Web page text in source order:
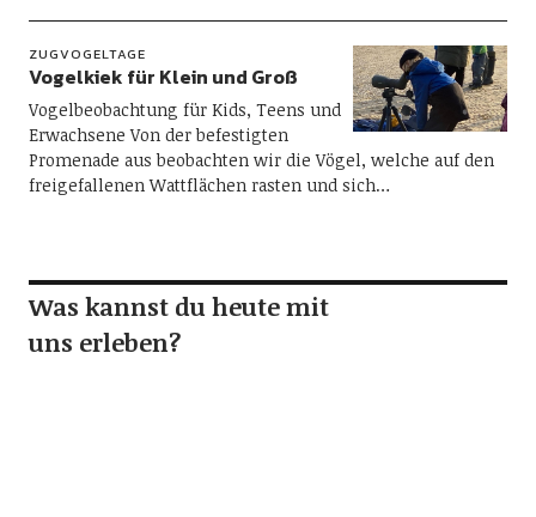
ZUGVOGELTAGE
Vogelkiek für Klein und Groß
Vogelbeobachtung für Kids, Teens und
Erwachsene Von der befestigten
Promenade aus beobachten wir die Vögel, welche auf den
freigefallenen Wattflächen rasten und sich…
Was kannst du heute mit
uns erleben?